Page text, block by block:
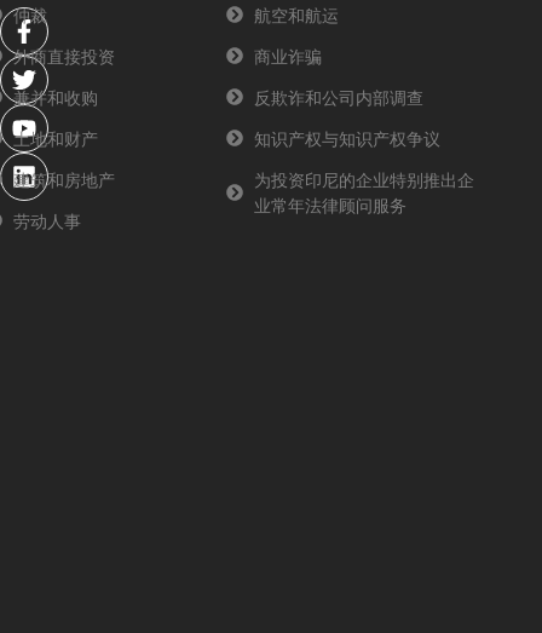
F
a
c
e
b
o
o
k
-
f
T
w
i
t
t
e
r
Y
o
u
t
u
b
e
L
i
n
k
e
d
i
n
仲裁
外商直接投资
兼并和收购
土地和财产
建筑和房地产
劳动人事
航空和航运
商业诈骗
反欺诈和公司内部调查
知识产权与知识产权争议
为投资印尼的企业特别推出企
业常年法律顾问服务